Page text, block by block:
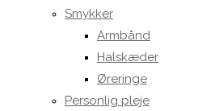
Smykker
Armbånd
Halskæder
Øreringe
Personlig pleje